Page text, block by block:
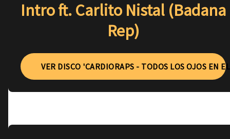
Intro ft. Carlito Nistal (Badana
Rep)
VER DISCO 'CARDIORAPS - TODOS LOS OJOS EN